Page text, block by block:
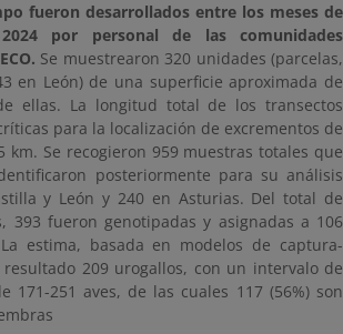
fueron desarrollados entre los meses de
por personal de las comunidades
Se muestrearon 320 unidades (parcelas,
en León) de una superficie aproximada de
ellas. La longitud total de los transectos
para la localización de excrementos de
km. Se recogieron 959 muestras totales que
posteriormente para su análisis
y León y 240 en Asturias. Del total de
393 fueron genotipadas y asignadas a 106
estima, basada en modelos de captura-
209 urogallos, con un intervalo de
171-251 aves, de las cuales 117 (56%) son